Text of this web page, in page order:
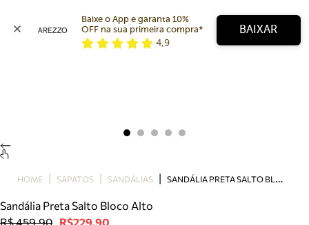
Bolsa
Tamanco
Tênis
Baixe o App e garanta 10%
OFF na sua primeira compra*
4,9
BAIXAR
HOME SAPATOS SANDÁLIAS S
ANDÁLIA PRETA SALTO BLOCO ALTO
Sandália Preta Salto Bloco Alto
R$ 459,90 R$229,90